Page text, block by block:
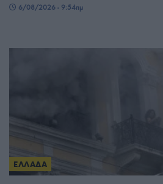
6/08/2026 - 9:54πμ
ΕΛΛΑΔΑ